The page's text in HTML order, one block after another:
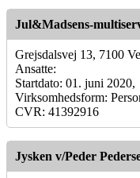
Jul&Madsens-
Grejsdalsvej 13, 7100
Ansatte:
Startdato: 01. juni 2020,
Virksomhedsform:
CVR: 41392916
Jysken v/Peder